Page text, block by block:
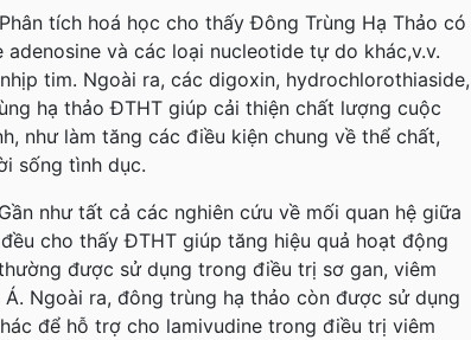
tích hoá học cho thấy Đông Trùng Hạ Thảo có
và các loại nucleotide tự do khác,v.v.
tim. Ngoài ra, các digoxin, hydrochlorothiaside,
hạ thảo ĐTHT giúp cải thiện chất lượng cuộc
như làm tăng các điều kiện chung về thể chất,
sống tình dục.
như tất cả các nghiên cứu về mối quan hệ giữa
cho thấy ĐTHT giúp tăng hiệu quả hoạt động
được sử dụng trong điều trị sơ gan, viêm
Ngoài ra, đông trùng hạ thảo còn được sử dụng
để hỗ trợ cho lamivudine trong điều trị viêm